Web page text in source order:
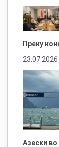
Преку
23.07.2026
Азески во